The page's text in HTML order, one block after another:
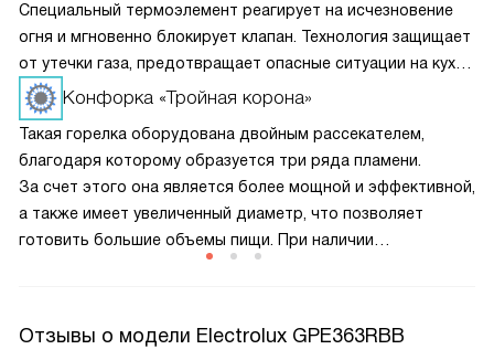
Специальный термоэлемент реагирует на исчезновение
огня и мгновенно блокирует клапан. Технология защищает
от утечки газа, предотвращает опасные ситуации на кухне
и обеспечивает спокойствие при готовке
Конфорка «Тройная корона»
Такая горелка оборудована двойным рассекателем,
благодаря которому образуется три ряда пламени.
За счет этого она является более мощной и эффективной,
а также имеет увеличенный диаметр, что позволяет
готовить большие объемы пищи. При наличии
Отзывы о модели Electrolux GPE363RBB